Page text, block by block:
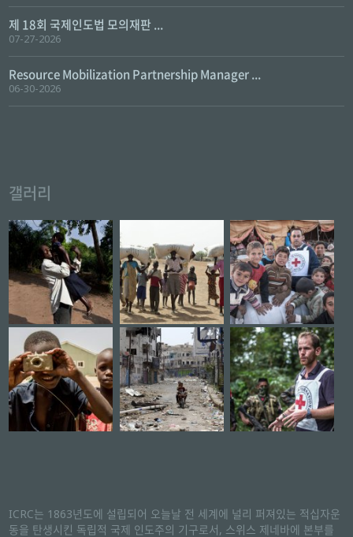
제 18회 국제인도법 모의재판 ...
07-27-2026
Resource Mobilization Partnership Manager ...
06-30-2026
갤러리
ICRC는 1863년도에 설립되어 오늘날 전 세계에 널리 퍼져있는 적십자운
동을 탄생시킨 독립적 국제 인도주의 기구로서, 스위스 제네바에 본부를